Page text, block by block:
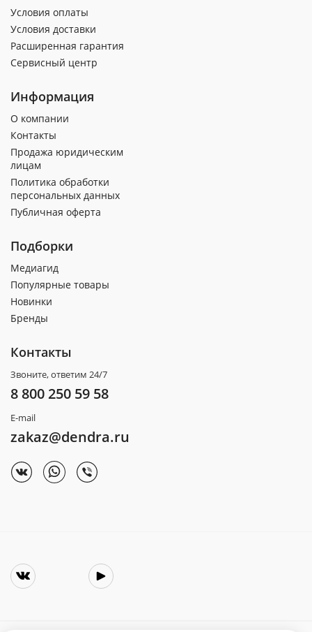
Условия оплаты
Условия доставки
Расширенная гарантия
Сервисный центр
Информация
О компании
Контакты
Продажа юридическим
лицам
Политика обработки
персональных данных
Публичная оферта
Подборки
Медиагид
Популярные товары
Новинки
Бренды
Контакты
Звоните, ответим 24/7
8 800 250 59 58
E-mail
zakaz@dendra.ru